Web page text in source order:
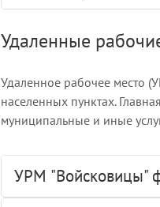
Удаленные
Удаленное рабочее место
населенных пунктах.
муниципальные и иные
УРМ "Войсковицы"